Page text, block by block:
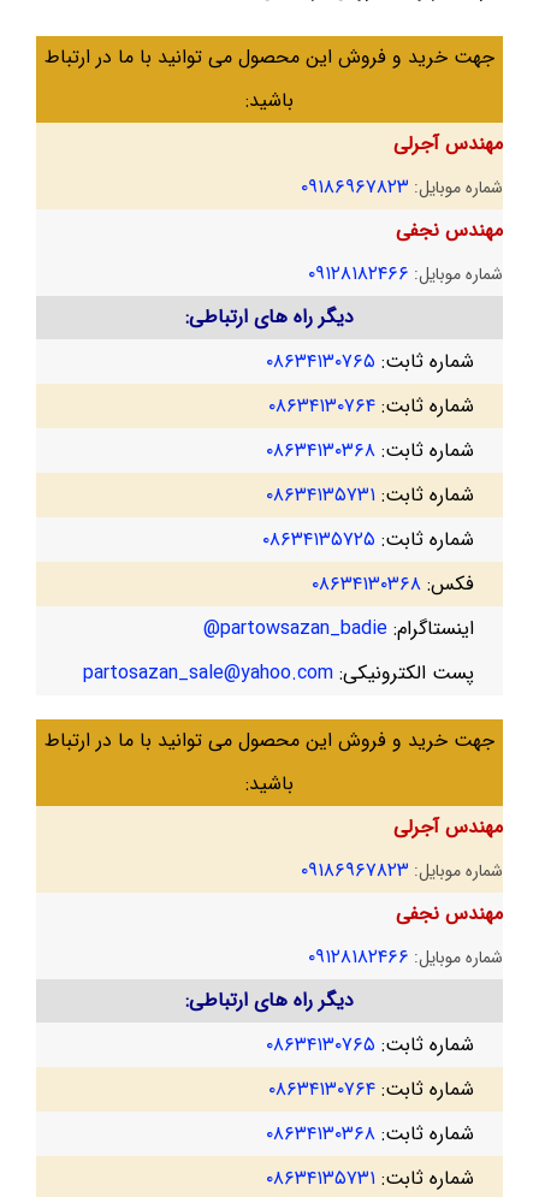
جهت خرید و فروش این محصول می توانید با ما در ارتباط
باشید:
مهندس آجرلی
شماره موبایل: ۰۹۱۸۶۹۶۷۸۲۳
مهندس نجفی
شماره موبایل: ۰۹۱۲۸۱۸۲۴۶۶
دیگر راه های ارتباطی:
شماره ثابت: ۰۸۶۳۴۱۳۰۷۶۵
شماره ثابت: ۰۸۶۳۴۱۳۰۷۶۴
شماره ثابت: ۰۸۶۳۴۱۳۰۳۶۸
شماره ثابت: ۰۸۶۳۴۱۳۵۷۳۱
شماره ثابت: ۰۸۶۳۴۱۳۵۷۲۵
فکس: ۰۸۶۳۴۱۳۰۳۶۸
اینستاگرام: partowsazan_badie@
پست الکترونیکی: partosazan_sale@yahoo.com
جهت خرید و فروش این محصول می توانید با ما در ارتباط
باشید:
مهندس آجرلی
شماره موبایل: ۰۹۱۸۶۹۶۷۸۲۳
مهندس نجفی
شماره موبایل: ۰۹۱۲۸۱۸۲۴۶۶
دیگر راه های ارتباطی:
شماره ثابت: ۰۸۶۳۴۱۳۰۷۶۵
شماره ثابت: ۰۸۶۳۴۱۳۰۷۶۴
شماره ثابت: ۰۸۶۳۴۱۳۰۳۶۸
شماره ثابت: ۰۸۶۳۴۱۳۵۷۳۱